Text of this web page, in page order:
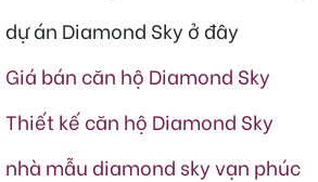
dự án Diamond Sky ở đây
Giá bán căn hộ Diamond Sky
Thiết kế căn hộ Diamond Sky
nhà mẫu diamond sky vạn phúc